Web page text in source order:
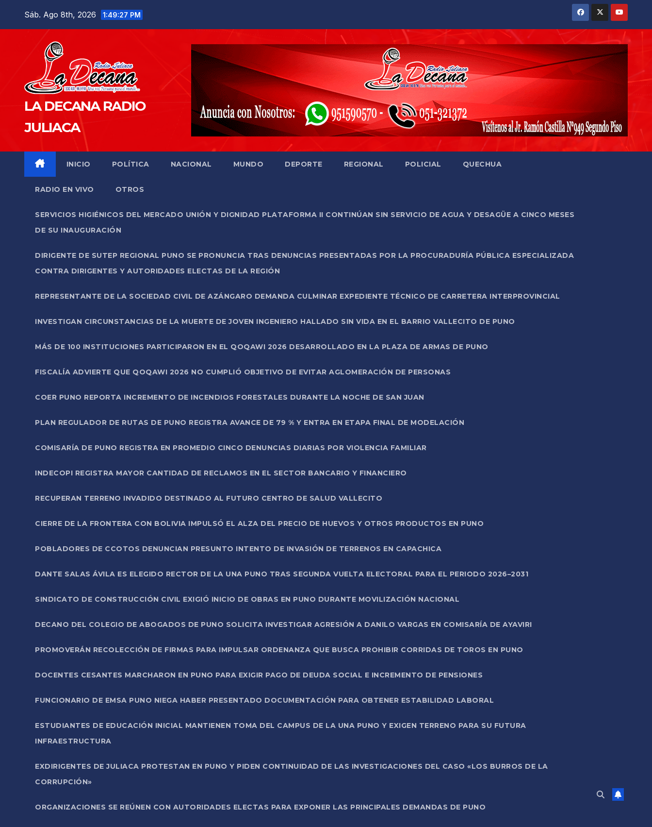
Sáb. Ago 8th, 2026 1:49:28 PM
LA DECANA RADIO
JULIACA
INICIO POLÍTICA NACIONAL MUNDO DEPORTE REGIONAL POLICIAL QUECHUA
RADIO EN VIVO OTROS
SERVICIOS HIGIÉNICOS DEL MERCADO UNIÓN Y DIGNIDAD PLATAFORMA II CONTINÚAN SIN SERVICIO DE AGUA Y DESAGÜE A CINCO MESES
DE SU INAUGURACIÓN
DIRIGENTE DE SUTEP REGIONAL PUNO SE PRONUNCIA TRAS DENUNCIAS PRESENTADAS POR LA PROCURADURÍA PÚBLICA ESPECIALIZADA
CONTRA DIRIGENTES Y AUTORIDADES ELECTAS DE LA REGIÓN
REPRESENTANTE DE LA SOCIEDAD CIVIL DE AZÁNGARO DEMANDA CULMINAR EXPEDIENTE TÉCNICO DE CARRETERA INTERPROVINCIAL
INVESTIGAN CIRCUNSTANCIAS DE LA MUERTE DE JOVEN INGENIERO HALLADO SIN VIDA EN EL BARRIO VALLECITO DE PUNO
MÁS DE 100 INSTITUCIONES PARTICIPARON EN EL QOQAWI 2026 DESARROLLADO EN LA PLAZA DE ARMAS DE PUNO
FISCALÍA ADVIERTE QUE QOQAWI 2026 NO CUMPLIÓ OBJETIVO DE EVITAR AGLOMERACIÓN DE PERSONAS
COER PUNO REPORTA INCREMENTO DE INCENDIOS FORESTALES DURANTE LA NOCHE DE SAN JUAN
PLAN REGULADOR DE RUTAS DE PUNO REGISTRA AVANCE DE 79 % Y ENTRA EN ETAPA FINAL DE MODELACIÓN
COMISARÍA DE PUNO REGISTRA EN PROMEDIO CINCO DENUNCIAS DIARIAS POR VIOLENCIA FAMILIAR
INDECOPI REGISTRA MAYOR CANTIDAD DE RECLAMOS EN EL SECTOR BANCARIO Y FINANCIERO
RECUPERAN TERRENO INVADIDO DESTINADO AL FUTURO CENTRO DE SALUD VALLECITO
CIERRE DE LA FRONTERA CON BOLIVIA IMPULSÓ EL ALZA DEL PRECIO DE HUEVOS Y OTROS PRODUCTOS EN PUNO
POBLADORES DE CCOTOS DENUNCIAN PRESUNTO INTENTO DE INVASIÓN DE TERRENOS EN CAPACHICA
DANTE SALAS ÁVILA ES ELEGIDO RECTOR DE LA UNA PUNO TRAS SEGUNDA VUELTA ELECTORAL PARA EL PERIODO 2026–2031
SINDICATO DE CONSTRUCCIÓN CIVIL EXIGIÓ INICIO DE OBRAS EN PUNO DURANTE MOVILIZACIÓN NACIONAL
DECANO DEL COLEGIO DE ABOGADOS DE PUNO SOLICITA INVESTIGAR AGRESIÓN A DANILO VARGAS EN COMISARÍA DE AYAVIRI
PROMOVERÁN RECOLECCIÓN DE FIRMAS PARA IMPULSAR ORDENANZA QUE BUSCA PROHIBIR CORRIDAS DE TOROS EN PUNO
DOCENTES CESANTES MARCHARON EN PUNO PARA EXIGIR PAGO DE DEUDA SOCIAL E INCREMENTO DE PENSIONES
FUNCIONARIO DE EMSA PUNO NIEGA HABER PRESENTADO DOCUMENTACIÓN PARA OBTENER ESTABILIDAD LABORAL
ESTUDIANTES DE EDUCACIÓN INICIAL MANTIENEN TOMA DEL CAMPUS DE LA UNA PUNO Y EXIGEN TERRENO PARA SU FUTURA
INFRAESTRUCTURA
EXDIRIGENTES DE JULIACA PROTESTAN EN PUNO Y PIDEN CONTINUIDAD DE LAS INVESTIGACIONES DEL CASO «LOS BURROS DE LA
CORRUPCIÓN»
ORGANIZACIONES SE REÚNEN CON AUTORIDADES ELECTAS PARA EXPONER LAS PRINCIPALES DEMANDAS DE PUNO